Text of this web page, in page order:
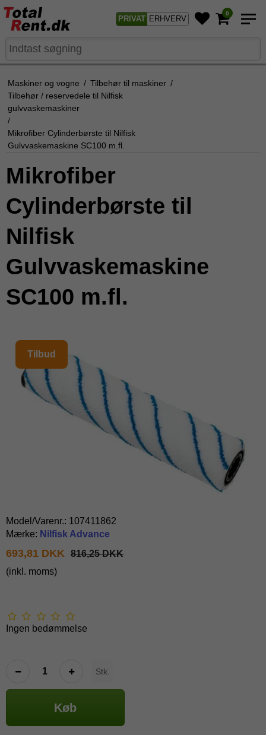
PRIVAT ERHVERV
0
Maskiner og vogne / Tilbehør til maskiner /
Tilbehør / reservedele til Nilfisk
gulvvaskemaskiner
/
Mikrofiber Cylinderbørste til Nilfisk
Gulvvaskemaskine SC100 m.fl.
Mikrofiber
Cylinderbørste til
Nilfisk
Gulvvaskemaskine
SC100 m.fl.
Tilbud
Model/Varenr.: 107411862
Mærke: Nilfisk Advance
693,81 DKK
816,25 DKK
(inkl. moms)
Ingen bedømmelse
Stk.
Køb